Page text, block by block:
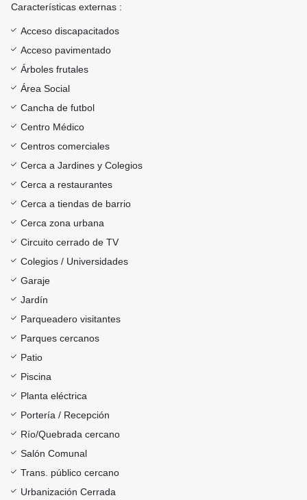
Características externas :
Acceso discapacitados
Acceso pavimentado
Árboles frutales
Área Social
Cancha de futbol
Centro Médico
Centros comerciales
Cerca a Jardines y Colegios
Cerca a restaurantes
Cerca a tiendas de barrio
Cerca zona urbana
Circuito cerrado de TV
Colegios / Universidades
Garaje
Jardín
Parqueadero visitantes
Parques cercanos
Patio
Piscina
Planta eléctrica
Portería / Recepción
Río/Quebrada cercano
Salón Comunal
Trans. público cercano
Urbanización Cerrada